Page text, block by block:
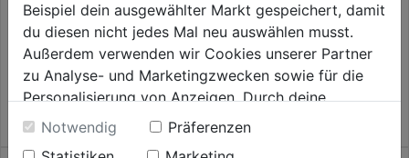
0.0 (0)
0.0
von
5
Sternen.
57,99€
0.0 (0)
0.0
von
5
Sternen.
60,99€
Beispiel dein ausgewählter Markt gespeichert, damit
du diesen nicht jedes Mal neu auswählen musst.
Außerdem verwenden wir Cookies unserer Partner
zu Analyse- und Marketingzwecken sowie für die
Personalisierung von Anzeigen. Durch deine
Einwilligung werden die Daten von Drittanbieter,
unter anderem auch in den USA, verarbeitet.
Notwendig
Präferenzen